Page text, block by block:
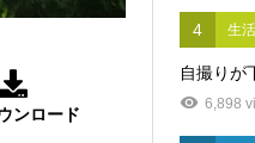

ンロード
4 生活
自撮りが
6,898